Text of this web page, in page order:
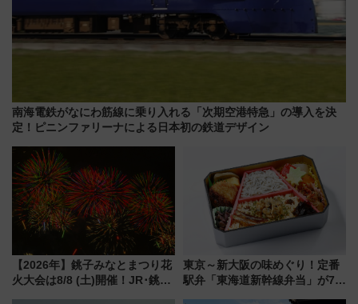
南海電鉄がなにわ筋線に乗り入れる「次期空港特急」の導入を決
定！ピニンファリーナによる日本初の鉄道デザイン
【2026年】銚子みなとまつり花
火大会は8/8 (土)開催！JR･銚子
東京～新大阪の味めぐり！定番
駅弁「東海道新幹線弁当」が7月